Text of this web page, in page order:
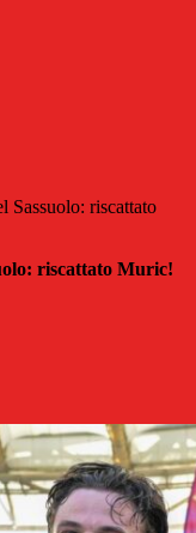
Sassuolo: riscattato
riscattato Muric!